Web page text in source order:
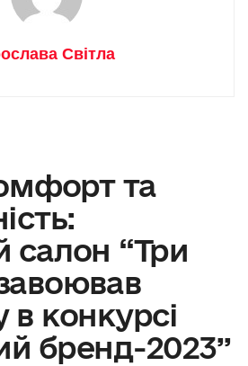
Світла
та
салон “Три
в конкурсі
бренд-2023”